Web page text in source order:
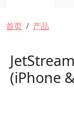
面包屑
首页 产品
(iPhone